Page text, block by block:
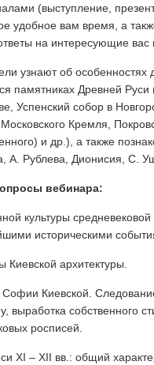
(выступление,
удобное вам время, а
на интересующие вас
узнают об особенностях
памятниках Древней Руси
Успенский собор в
Кремля,
и др.), а также
А. Рублева, Дионисия, С.
вебинара:
культуры средневековой
историческими
Киевской архитектуры.
Киевской.
выработка собственного
росписей.
XI – XII вв.: общий